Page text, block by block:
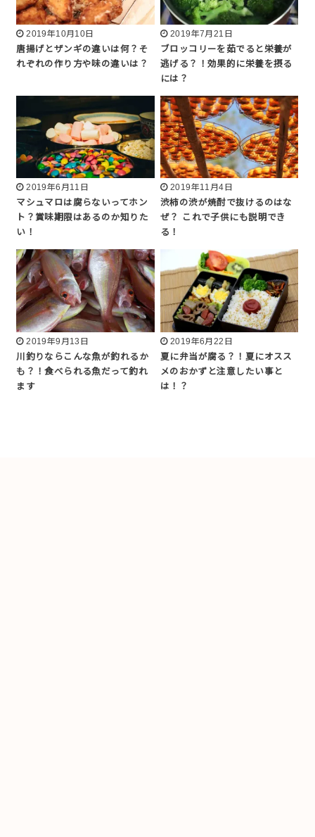
2019年10月10日
唐揚げとザンギの違いは何？そ
れぞれの作り方や味の違いは？
2019年7月21日
ブロッコリーを茹でると栄養が
逃げる？！効果的に栄養を摂る
には？
2019年6月11日
マシュマロは腐らないってホン
ト？賞味期限はあるのか知りた
い！
2019年11月4日
渋柿の渋が焼酎で抜けるのはな
ぜ？ これで子供にも説明でき
る！
2019年9月13日
川釣りならこんな魚が釣れるか
も？！食べられる魚だって釣れ
ます
2019年6月22日
夏に弁当が腐る？！夏にオスス
メのおかずと注意したい事と
は！？